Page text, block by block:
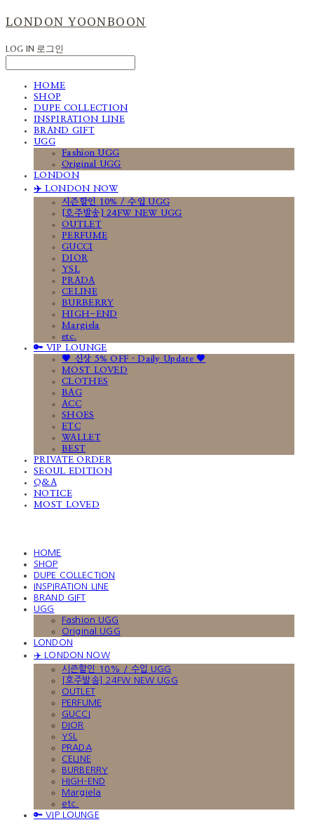
LONDON YOONBOON
LOG IN 로그인
HOME
SHOP
DUPE COLLECTION
INSPIRATION LINE
BRAND GIFT
UGG
Fashion UGG
Original UGG
LONDON
✈️ LONDON NOW
시즌할인 10% / 수입 UGG
[호주발송] 24FW NEW UGG
OUTLET
PERFUME
GUCCI
DIOR
YSL
PRADA
CELINE
BURBERRY
HIGH-END
Margiela
etc.
🔑 VIP LOUNGE
🤎 신상 5% OFF · Daily Update 🤎
MOST LOVED
CLOTHES
BAG
ACC
SHOES
ETC
WALLET
BEST
PRIVATE ORDER
SEOUL EDITION
Q&A
NOTICE
MOST LOVED
HOME
SHOP
DUPE COLLECTION
INSPIRATION LINE
BRAND GIFT
UGG
Fashion UGG
Original UGG
LONDON
✈️ LONDON NOW
시즌할인 10% / 수입 UGG
[호주발송] 24FW NEW UGG
OUTLET
PERFUME
GUCCI
DIOR
YSL
PRADA
CELINE
BURBERRY
HIGH-END
Margiela
etc.
🔑 VIP LOUNGE